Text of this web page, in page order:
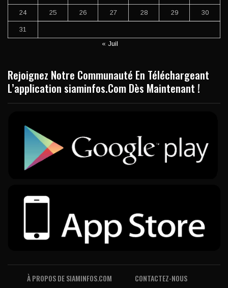
24 25 26 27 28 29 30
31
« Juil
Rejoignez Notre Communauté En Téléchargeant
L’application siaminfos.Com Dès Maintenant !
À PROPOS DE SIAMINFOS.COM CONTACTEZ-NOUS